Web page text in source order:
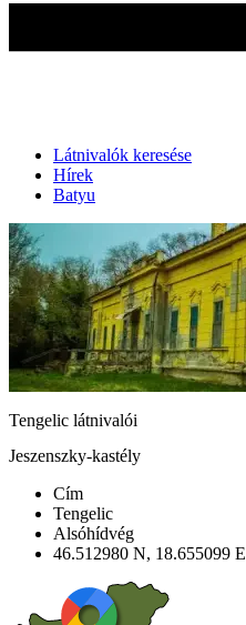
Látnivalók keresése
Hírek
Batyu
Tengelic látnivalói
Jeszenszky-kastély
Cím
Tengelic
Alsóhídvég
46.512980 N, 18.655099 E